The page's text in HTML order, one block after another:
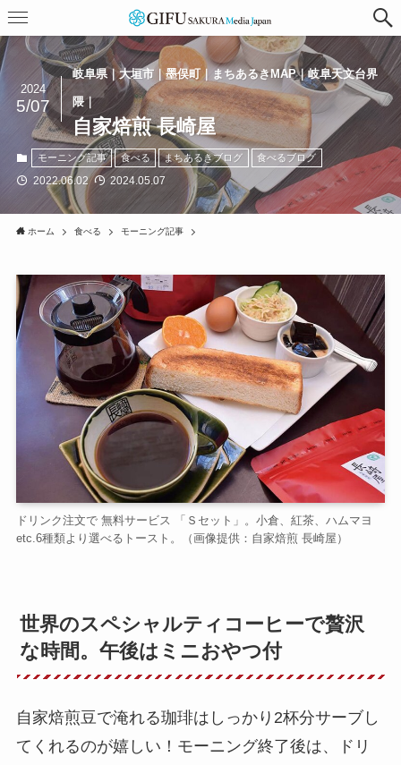
岐阜県｜大垣市｜墨俣町｜まちあるきMAP｜岐阜天文台界
隈｜
自家焙煎 長崎屋
2024
5/07
モーニング記事 食べる まちあるきブログ 食べるブログ
2022.06.02 2024.05.07
ホーム 食べる モーニング記事
ドリンク注文で 無料サービス 「Ｓセット」。小倉、紅茶、ハムマヨ
etc.6種類より選べるトースト。（画像提供：自家焙煎 長崎屋）
世界のスペシャルティコーヒーで贅沢
な時間。午後はミニおやつ付
自家焙煎豆で淹れる珈琲はしっかり2杯分サーブし
てくれるのが嬉しい！モーニング終了後は、ドリ